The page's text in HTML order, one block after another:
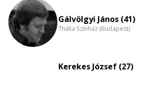
nagyítása
Gálvölgyi János (41)
Thália Színház (Budapest)
Kerekes József (27)